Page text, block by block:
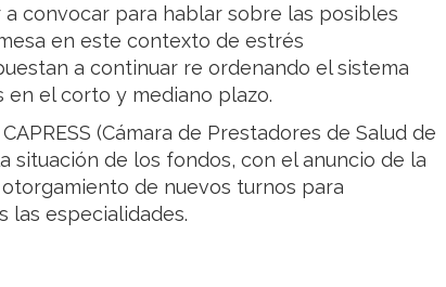
a convocar para hablar sobre las posibles
en este contexto de estrés
a continuar re ordenando el sistema
el corto y mediano plazo.
(Cámara de Prestadores de Salud de
situación de los fondos, con el anuncio de la
de nuevos turnos para
las especialidades.